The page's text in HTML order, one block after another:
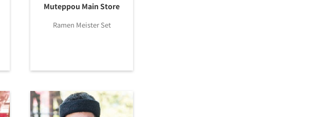
Muteppou Main Store
Ramen Meister Set